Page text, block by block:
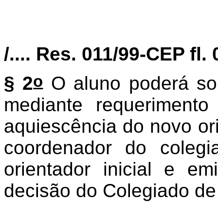
/.... Res. 011/99-CEP fl.
§ 2o O aluno poderá
mediante
aquiescência do novo
coordenador do
orientador inicial e
decisão do Colegiado